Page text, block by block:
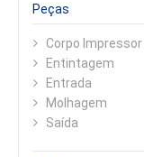
Peças
Corpo Impressor
Entintagem
Entrada
Molhagem
Saída